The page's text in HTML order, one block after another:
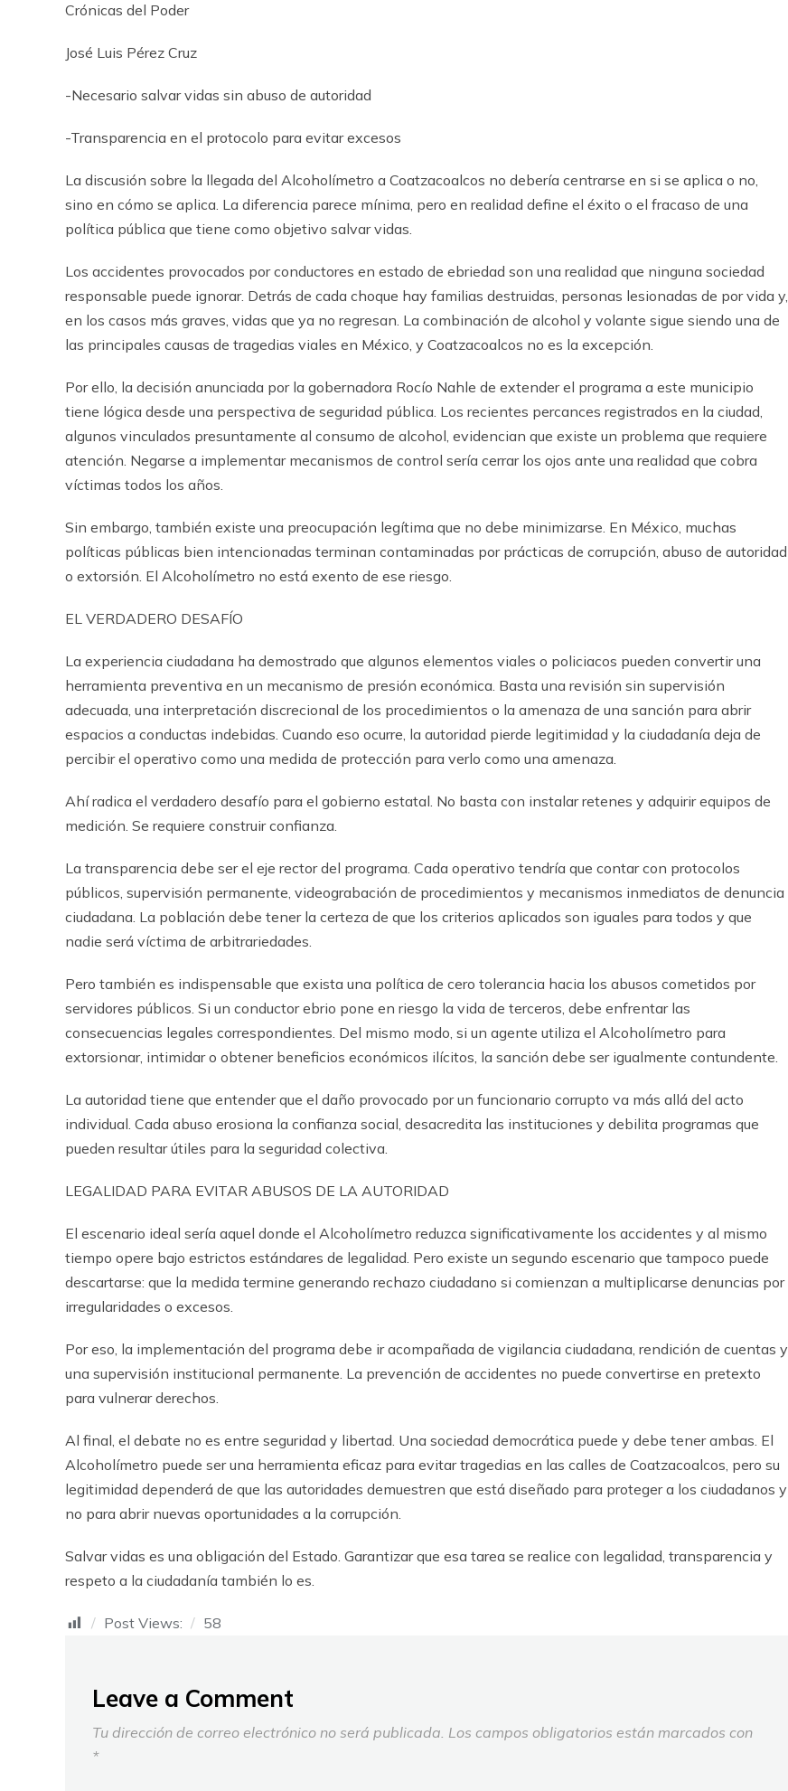
Crónicas del Poder
José Luis Pérez Cruz
-Necesario salvar vidas sin abuso de autoridad
-Transparencia en el protocolo para evitar excesos
La discusión sobre la llegada del Alcoholímetro a Coatzacoalcos no debería centrarse en si se aplica o no,
sino en cómo se aplica. La diferencia parece mínima, pero en realidad define el éxito o el fracaso de una
política pública que tiene como objetivo salvar vidas.
Los accidentes provocados por conductores en estado de ebriedad son una realidad que ninguna sociedad
responsable puede ignorar. Detrás de cada choque hay familias destruidas, personas lesionadas de por vida y,
en los casos más graves, vidas que ya no regresan. La combinación de alcohol y volante sigue siendo una de
las principales causas de tragedias viales en México, y Coatzacoalcos no es la excepción.
Por ello, la decisión anunciada por la gobernadora Rocío Nahle de extender el programa a este municipio
tiene lógica desde una perspectiva de seguridad pública. Los recientes percances registrados en la ciudad,
algunos vinculados presuntamente al consumo de alcohol, evidencian que existe un problema que requiere
atención. Negarse a implementar mecanismos de control sería cerrar los ojos ante una realidad que cobra
víctimas todos los años.
Sin embargo, también existe una preocupación legítima que no debe minimizarse. En México, muchas
políticas públicas bien intencionadas terminan contaminadas por prácticas de corrupción, abuso de autoridad
o extorsión. El Alcoholímetro no está exento de ese riesgo.
EL VERDADERO DESAFÍO
La experiencia ciudadana ha demostrado que algunos elementos viales o policiacos pueden convertir una
herramienta preventiva en un mecanismo de presión económica. Basta una revisión sin supervisión
adecuada, una interpretación discrecional de los procedimientos o la amenaza de una sanción para abrir
espacios a conductas indebidas. Cuando eso ocurre, la autoridad pierde legitimidad y la ciudadanía deja de
percibir el operativo como una medida de protección para verlo como una amenaza.
Ahíradica el verdadero desafío para el gobierno estatal. No basta con instalar retenes y adquirir equipos de
medición. Se requiere construir confianza.
La transparencia debe ser el eje rector del programa. Cada operativo tendría que contar con protocolos
públicos, supervisión permanente, videograbación de procedimientos y mecanismos inmediatos de denuncia
ciudadana. La población debe tener la certeza de que los criterios aplicados son iguales para todos y que
nadie será víctima de arbitrariedades.
Pero también es indispensable que exista una política de cero tolerancia hacia los abusos cometidos por
servidores públicos. Si un conductor ebrio pone en riesgo la vida de terceros, debe enfrentar las
consecuencias legales correspondientes. Del mismo modo, si un agente utiliza el Alcoholímetro para
extorsionar, intimidar o obtener beneficios económicos ilícitos, la sanción debe ser igualmente contundente.
La autoridad tiene que entender que el daño provocado por un funcionario corrupto va más allá del acto
individual. Cada abuso erosiona la confianza social, desacredita las instituciones y debilita programas que
pueden resultarútiles para la seguridad colectiva.
LEGALIDAD PARA EVITAR ABUSOS DE LA AUTORIDAD
El escenario ideal sería aquel donde el Alcoholímetro reduzca significativamente los accidentes y al mismo
tiempo opere bajo estrictos estándares de legalidad. Pero existe un segundo escenario que tampoco puede
descartarse: que la medida termine generando rechazo ciudadano si comienzan a multiplicarse denuncias por
irregularidades o excesos.
Por eso, la implementación del programa debe ir acompañada de vigilancia ciudadana, rendición de cuentas y
una supervisión institucional permanente. La prevención de accidentes no puede convertirse en pretexto
para vulnerar derechos.
Al final, el debate no es entre seguridad y libertad. Una sociedad democrática puede y debe tener ambas. El
Alcoholímetro puede ser una herramienta eficaz para evitar tragedias en las calles de Coatzacoalcos, pero su
legitimidad dependerá de que las autoridades demuestren que está diseñado para proteger a los ciudadanos y
no para abrir nuevas oportunidades a la corrupción.
Salvar vidas es una obligación del Estado. Garantizar que esa tarea se realice con legalidad, transparencia y
respeto a la ciudadanía también lo es.
Post Views: 58
Leave a Comment
Tu dirección de correo electrónico no será publicada. Los campos obligatorios están marcados con
*